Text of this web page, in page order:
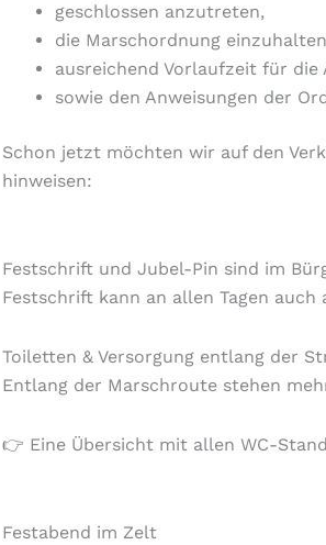
geschlossen anzutreten,
die Marschordnung
ausreichend Vorlaufzeit für die
sowie den Anweisungen der
Schon jetzt möchten wir auf den
hinweisen:
Festschrift und Jubel-Pin sind im
Festschrift kann an allen Tagen
Toiletten & Versorgung entlang der
Entlang der Marschroute stehen
👉 Eine Übersicht mit allen WC-
Festabend im Zelt